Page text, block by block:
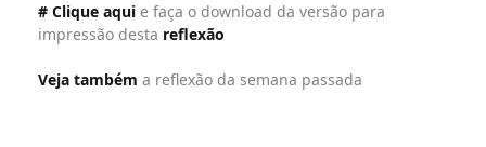
# Clique aqui e faça o download da versão para
impressão desta reflexão
Veja também a reflexão da semana passada